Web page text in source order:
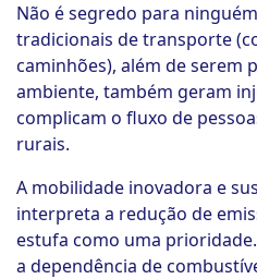
Não é segredo para
tradicionais de transporte
caminhões), além de serem
ambiente, também geram
complicam o fluxo de
rurais.
A mobilidade inovadora e
interpreta a redução de
estufa como uma
a dependência de